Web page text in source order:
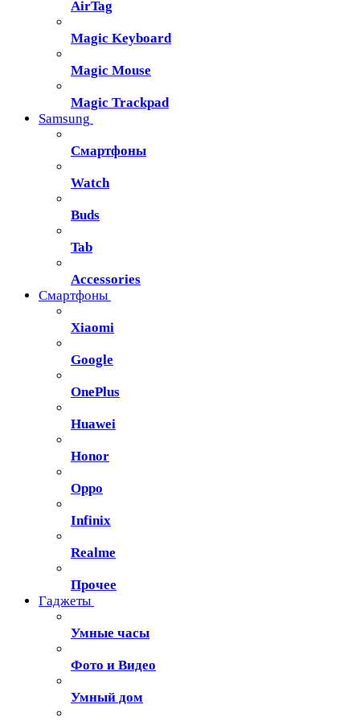
AirTag
Magic Keyboard
Magic Mouse
Magic Trackpad
Samsung
Смартфоны
Watch
Buds
Tab
Accessories
Смартфоны
Xiaomi
Google
OnePlus
Huawei
Honor
Oppo
Infinix
Realme
Прочее
Гаджеты
Умные часы
Фото и Видео
Умный дом